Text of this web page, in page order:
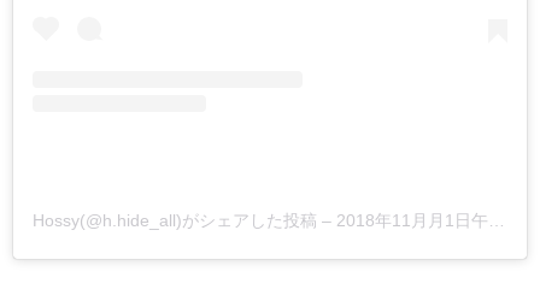
Hossy(@h.hide_all)がシェアした投稿 – 2018年11月月1日午後4時08分PDT